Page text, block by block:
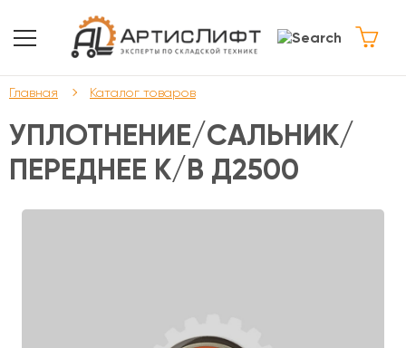
Главная Каталог товаров
УПЛОТНЕНИЕ/САЛЬНИК/
ПЕРЕДНЕЕ К/В Д2500